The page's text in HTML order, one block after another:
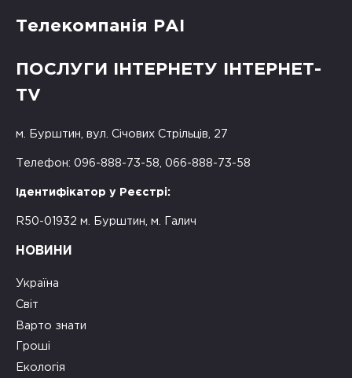
Телекомпанія РАІ
ПОСЛУГИ ІНТЕРНЕТУ ІНТЕРНЕТ-
TV
м. Бурштин, вул. Січових Стрільців, 27
Телефон: 096-888-73-58, 066-888-73-58
Ідентифікатор у Реєстрі:
R50-01932 м. Бурштин, м. Галич
НОВИНИ
Україна
Світ
Варто знати
Гроші
Екологія